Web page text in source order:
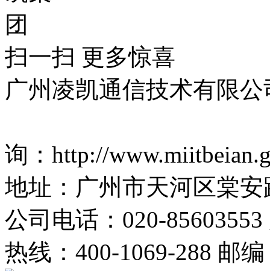
扫一扫 更多惊喜
广州凌凯通信技术有限
询：http://
地址：广州市天河区棠
公司电话：020-
热线：400-1069-288 邮